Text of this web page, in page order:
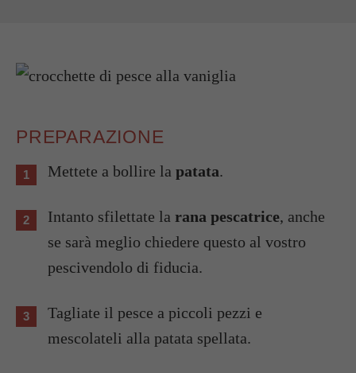
PREPARAZIONE
Mettete a bollire la patata.
Intanto sfilettate la rana pescatrice, anche
se sarà meglio chiedere questo al vostro
pescivendolo di fiducia.
Tagliate il pesce a piccoli pezzi e
mescolateli alla patata spellata.